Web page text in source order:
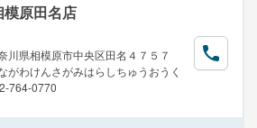
模原田名店
川県相模原市中央区田名４７５７
がわけんさがみはらしちゅうおうく
764-0770